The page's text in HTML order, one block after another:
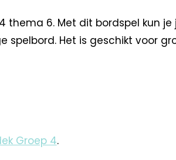
thema 6. Met dit bordspel kun
Het is geschikt voor
Groep 4.